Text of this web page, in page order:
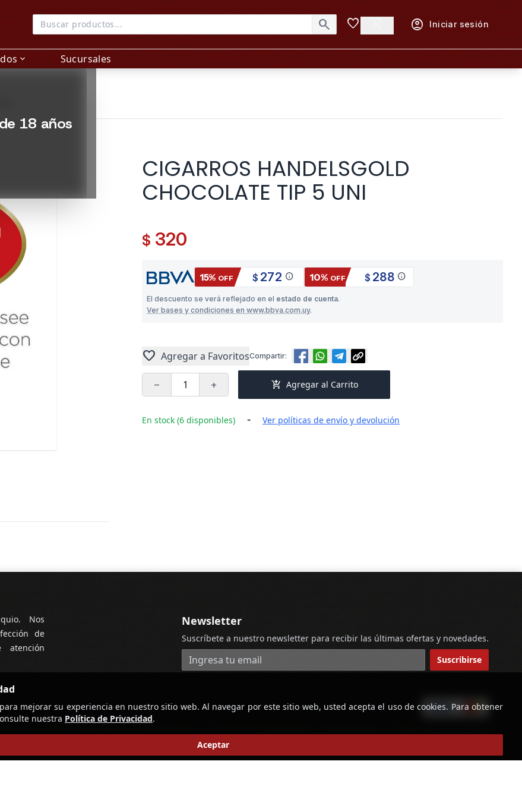
search favorite account_circle Iniciar sesión
expand_more Sucursales
18 años
CIGARROS HANDELSGOLD
CHOCOLATE TIP 5 UNI
$ 320
15% OFF $ 272 info 10% OFF $ 288 info
El descuento se verá reflejado en el estado de cuenta.
Ver bases y condiciones en www.bbva.com.uy.
Compartir:
favorite Agregar a Favoritos
remove add add_shopping_cart Agregar al Carrito
En stock (6 disponibles) - Ver políticas de envío y devolución
mejorar su experiencia en nuestro sitio web. Al navegar por este sitio web, usted acepta el uso de cookies. Para obtener
nuestra Política de Privacidad.
Aceptar
Nos
de
Newsletter
Suscríbete a nuestro newsletter para recibir las últimas ofertas y novedades.
Dirección de correo electrónico Suscribirse